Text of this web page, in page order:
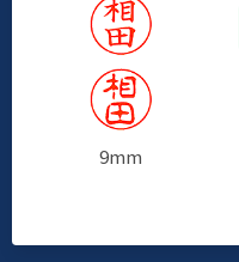
9mm